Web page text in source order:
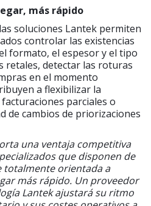
más rápido
soluciones Lantek permiten
controlar las existencias
formato, el espesor y el tipo
retales, detectar las roturas
en el momento
a flexibilizar la
parciales o
de cambios de priorizaciones
una ventaja competitiva
que disponen de
totalmente orientada a
más rápido. Un proveedor
Lantek ajustará su ritmo